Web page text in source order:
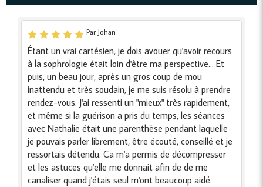
Par Johan
Étant un vrai cartésien, je dois avouer qu'avoir recours
à la sophrologie était loin d'être ma perspective... Et
puis, un beau jour, après un gros coup de mou
inattendu et très soudain, je me suis résolu à prendre
rendez-vous. J'ai ressenti un "mieux" très rapidement,
et même si la guérison a pris du temps, les séances
avec Nathalie était une parenthèse pendant laquelle
je pouvais parler librement, être écouté, conseillé et je
ressortais détendu. Ca m'a permis de décompresser
et les astuces qu'elle me donnait afin de de me
canaliser quand j'étais seul m'ont beaucoup aidé.